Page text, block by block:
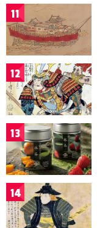
11
12
13
14